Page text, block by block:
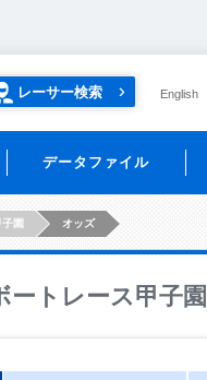
レーサー検索 English
データファイル
園 オッズ
ートレース甲子園